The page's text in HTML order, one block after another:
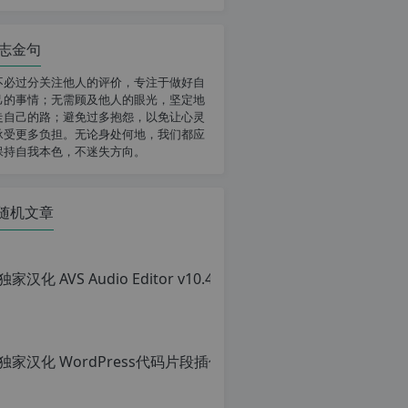
金句
必过分关注他人的评价，专注于做好自
的事情；无需顾及他人的眼光，坚定地
自己的路；避免过多抱怨，以免让心灵
受更多负担。无论身处何地，我们都应
持自我本色，不迷失方向。
机文章